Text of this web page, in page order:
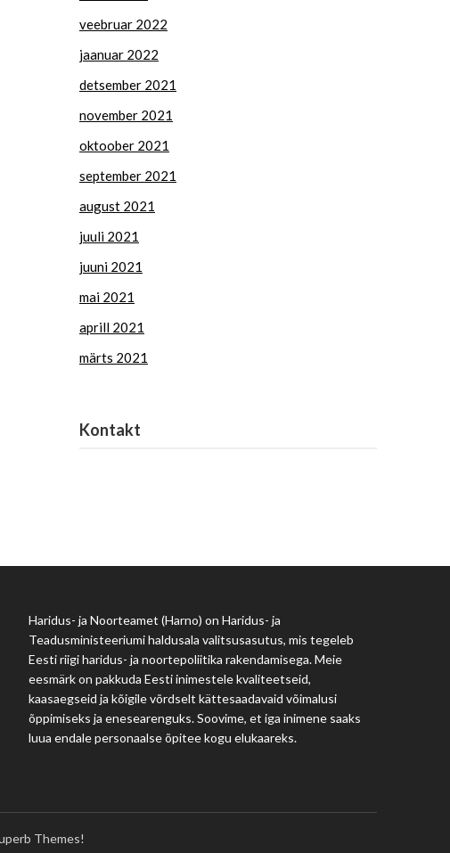
veebruar 2022
jaanuar 2022
detsember 2021
november 2021
oktoober 2021
september 2021
august 2021
juuli 2021
juuni 2021
mai 2021
aprill 2021
märts 2021
Kontakt
Haridus- ja Noorteamet (Harno) on Haridus- ja
Teadusministeeriumi haldusala valitsusasutus, mis tegeleb
Eesti riigi haridus- ja noortepoliitika rakendamisega. Meie
eesmärk on pakkuda Eesti inimestele kvaliteetseid,
kaasaegseid ja kõigile võrdselt kättesaadavaid võimalusi
õppimiseks ja enesearenguks. Soovime, et iga inimene saaks
luua endale personaalse õpitee kogu elukaareks.
Themes!